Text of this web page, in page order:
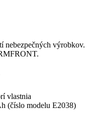
nebezpečných výrobkov.
vlastnia
(číslo modelu E2038)